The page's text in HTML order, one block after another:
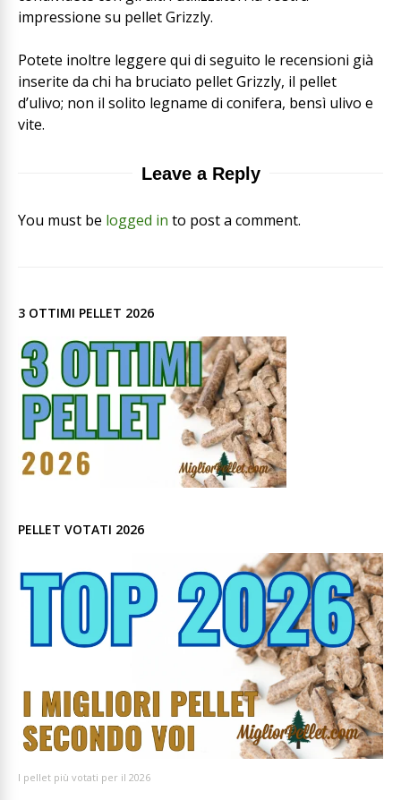
impressione su pellet Grizzly.
Potete inoltre leggere qui di seguito le recensioni già
inserite da chi ha bruciato pellet Grizzly, il pellet
d’ulivo; non il solito legname di conifera, bensì ulivo e
vite.
Leave a Reply
You must be logged in to post a comment.
3 OTTIMI PELLET 2026
PELLET VOTATI 2026
I pellet più votati per il 2026